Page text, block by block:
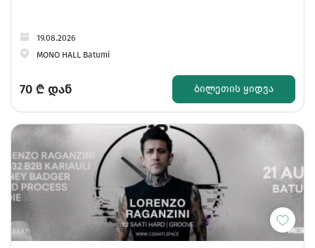
19.08.2026
MONO HALL Batumi
70 ₾ დან ᲑᲘᲚᲔᲗᲘᲡ ᲧᲘᲓᲕᲐ